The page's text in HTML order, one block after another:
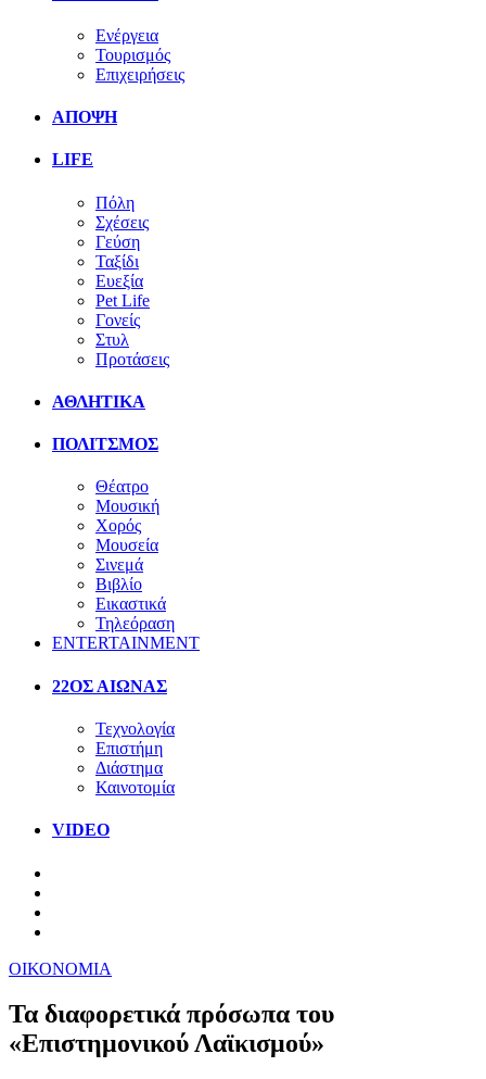
Ενέργεια
Τουρισμός
Επιχειρήσεις
ΑΠΟΨΗ
LIFE
Πόλη
Σχέσεις
Γεύση
Ταξίδι
Ευεξία
Pet Life
Γονείς
Στυλ
Προτάσεις
ΑΘΛΗΤΙΚΑ
ΠΟΛΙΤΣΜΟΣ
Θέατρο
Μουσική
Χορός
Μουσεία
Σινεμά
Βιβλίο
Εικαστικά
Τηλεόραση
ENTERTAINMENT
22ΟΣ ΑΙΩΝΑΣ
Τεχνολογία
Επιστήμη
Διάστημα
Καινοτομία
VIDEO
ΟΙΚΟΝΟΜΙΑ
Τα διαφορετικά πρόσωπα του
«Επιστημονικού Λαϊκισμού»